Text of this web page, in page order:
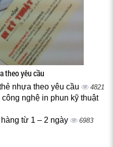
theo yêu cầu
nhựa theo yêu cầu 4821
nghệ in phun kỹ thuật
từ 1 – 2 ngày 6983